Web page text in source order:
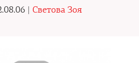
| Светова Зоя